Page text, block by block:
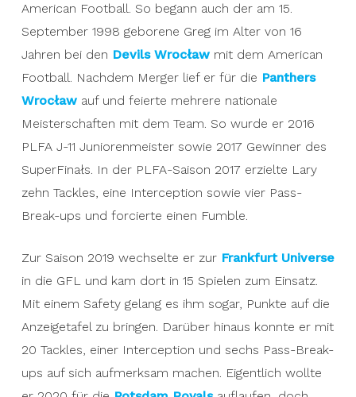
American Football. So begann auch der am 15.
September 1998 geborene Greg im Alter von 16
Jahren bei den Devils Wrocławmit dem American
Football. Nachdem Merger lief er für die Panthers
Wrocławauf und feierte mehrere nationale
Meisterschaften mit dem Team. So wurde er 2016
PLFA J-11 Juniorenmeister sowie 2017 Gewinner des
SuperFinałs. In der PLFA-Saison 2017 erzielte Lary
zehn Tackles, eine Interception sowie vier Pass-
Break-ups und forcierte einen Fumble.
Zur Saison 2019 wechselte er zur Frankfurt Universe
in die GFL und kam dort in 15 Spielen zum Einsatz.
Mit einem Safety gelang es ihm sogar, Punkte auf die
Anzeigetafel zu bringen. Darüber hinaus konnte er mit
20 Tackles, einer Interception und sechs Pass-Break-
ups auf sich aufmerksam machen. Eigentlich wollte